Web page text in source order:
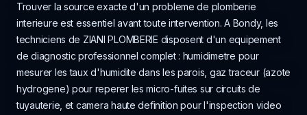
Trouver la source exacte d'un probleme de plomberie
interieure est essentiel avant toute intervention. A Bondy, les
techniciens de ZIANI PLOMBERIE disposent d'un equipement
de diagnostic professionnel complet : humidimetre pour
mesurer les taux d'humidite dans les parois, gaz traceur (azote
hydrogene) pour reperer les micro-fuites sur circuits de
tuyauterie, et camera haute definition pour l'inspection video